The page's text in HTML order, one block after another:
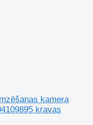
kamera
kravas